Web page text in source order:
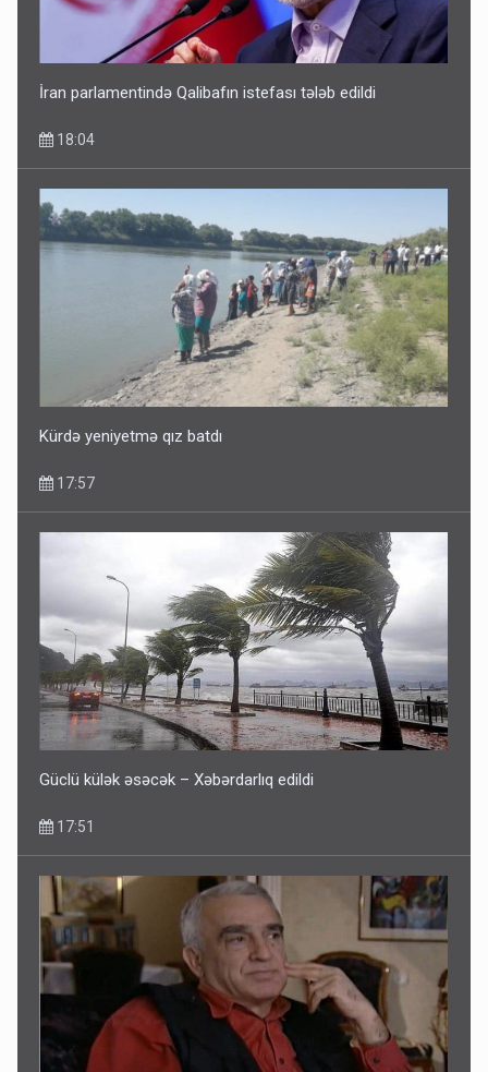
Avtomobil sahiblərinin nəzərinə: Kasko bahalaşır -
SƏBƏBLƏR
Dünyanı idarə edənlər insanlığın başını bu şou ilə qatır
14:22
Fırıldaqçıların yeni silahı: Süni intellekt - Bunları etməzdən
əvvəl diqqətli olun
10:56
İran parlamentində Qalibafın istefası tələb edildi
18:04
Kürdə yeniyetmə qız batdı
17:57
Güclü külək əsəcək – Xəbərdarlıq edildi
17:51